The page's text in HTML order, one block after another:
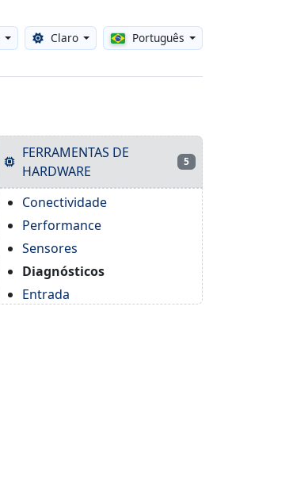
Toggle theme
Claro Português
FERRAMENTAS DE
HARDWARE
5
Conectividade
Performance
Sensores
Diagnósticos
Entrada